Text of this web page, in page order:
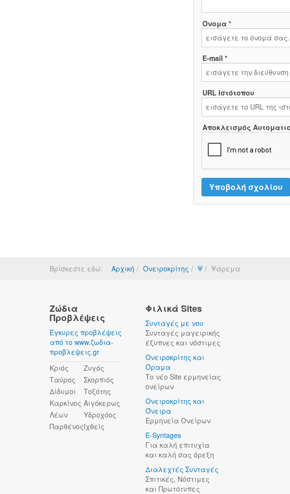
Όνομα *
E-mail *
URL Ιστότοπου
Αποκλεισμός
Βρίσκεστε εδώ: Αρχική Ονειροκρίτης Ψ Ψάρεμα
Ζώδια
Προβλέψεις
Έγκυρες προβλέψεις
από το www.ζωδια-
προβλεψεις.gr
Κριός
Ταύρος
Δίδυμοι
Καρκίνος
Λέων
Παρθένος
Ζυγός
Σκορπιός
Τοξότης
Αιγόκερως
Υδροχόος
Ιχθείς
Φιλικά Sites
Συνταγές με νου
Συνταγές μαγειρικής
έξυπνες και νόστιμες
Ονειροκρίτης και
Όραμα
Το νέο Site ερμηνείας
ονείρων
Ονειροκρίτης και
Όνειρα
Ερμηνεία Ονείρων
E-Syntages
Για καλή επιτυχία
και καλή σας όρεξη
Διαλεχτές Συνταγές
Σπιτικές, Νόστιμες
και Πρωτότυπες